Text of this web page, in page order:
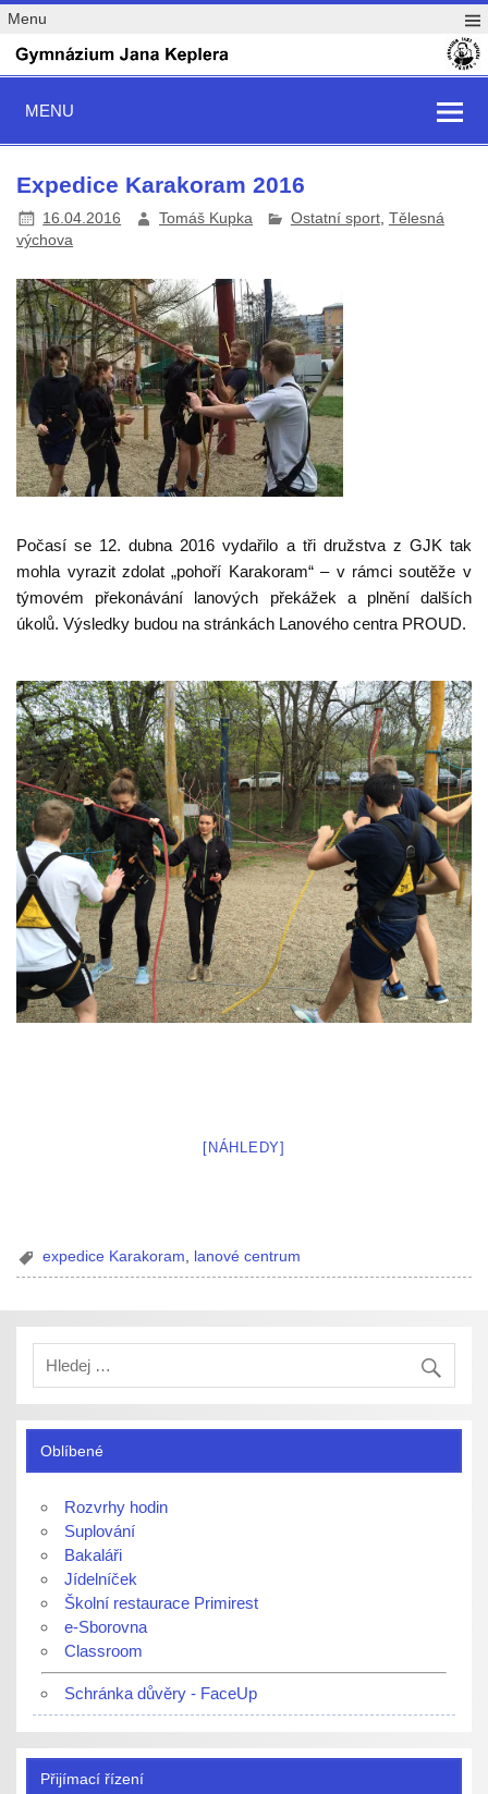
Menu
MENU
Expedice Karakoram 2016
16.04.2016 Tomáš Kupka Ostatní sport, Tělesná
výchova
Počasí se 12. dubna 2016 vydařilo a tři družstva z GJK tak
mohla vyrazit zdolat „pohoří Karakoram“ – v rámci soutěže v
týmovém překonávání lanových překážek a plnění dalších
úkolů. Výsledky budou na stránkách Lanového centra PROUD.
[NÁHLEDY]
expedice Karakoram lanové centrum
Oblíbené
Rozvrhy hodin
Suplování
Bakaláři
Jídelníček
Školní restaurace Primirest
e-Sborovna
Classroom
Schránka důvěry - FaceUp
Přijímací řízení